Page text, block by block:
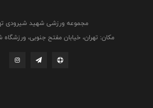
مجموعه ورزشی شهید شیرودی
مکان: تهران، خیابان مفتح جنوبی،